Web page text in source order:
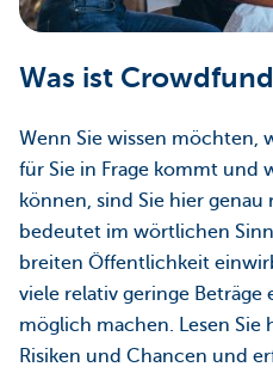
Was ist
Wenn Sie wissen möchten,
für Sie in Frage kommt und
können, sind Sie hier
bedeutet im wörtlichen
breiten Öffentlichkeit
viele relativ geringe Beträge
möglich machen. Lesen
Risiken und Chancen und